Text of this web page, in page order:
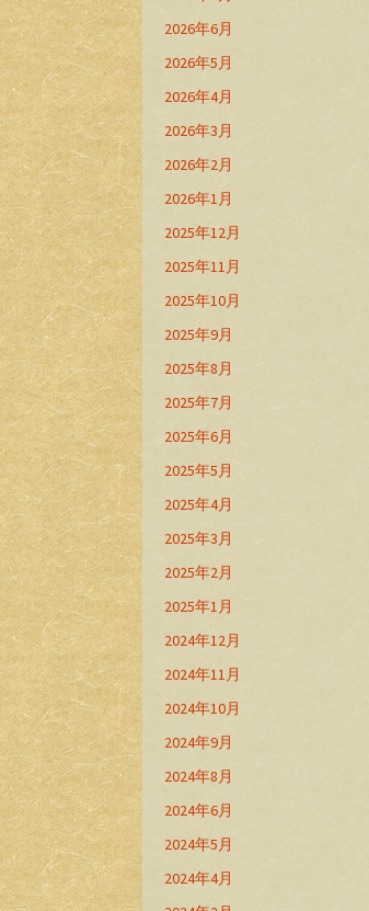
2026年6月
2026年5月
2026年4月
2026年3月
2026年2月
2026年1月
2025年12月
2025年11月
2025年10月
2025年9月
2025年8月
2025年7月
2025年6月
2025年5月
2025年4月
2025年3月
2025年2月
2025年1月
2024年12月
2024年11月
2024年10月
2024年9月
2024年8月
2024年6月
2024年5月
2024年4月